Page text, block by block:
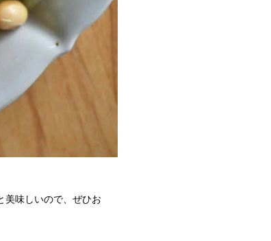
美味しいので、ぜひお